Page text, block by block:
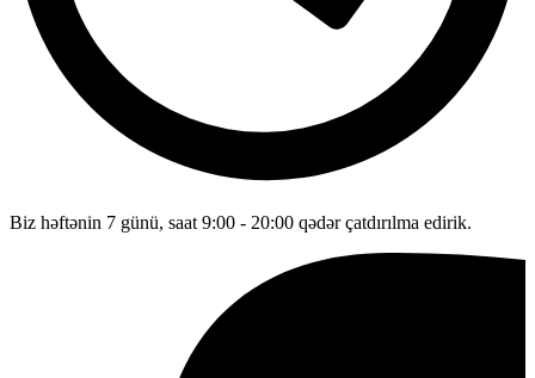
Biz həftənin 7 günü, saat 9:00 - 20:00 qədər çatdırılma edirik.